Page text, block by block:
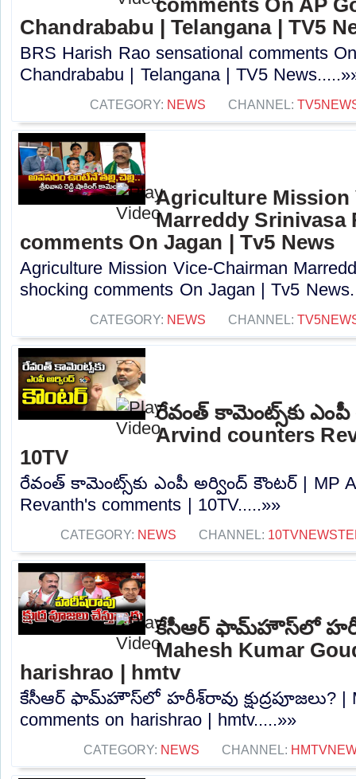
comments On AP
Chandrababu | Telangana | TV5
BRS Harish Rao sensational comments
Chandrababu | Telangana | TV5
CATEGORY: NEWS CHANNEL:
Agriculture Mission
Marreddy Srinivasa
comments On Jagan | Tv5 News
Agriculture Mission Vice-Chairman
shocking comments On Jagan | Tv5
CATEGORY: NEWS CHANNEL:
రేవంత్ కామెంట్స్‌కు ఎంపీ
Arvind counters
10TV
రేవంత్ కామెంట్స్‌కు ఎంపీ అర్వింద్ కౌంటర్ | MP
Revanth's comments | 10TV.....»»
CATEGORY: NEWS CHANNEL:
కేసీఆర్ ఫామ్‌హౌస్‌లో
Mahesh Kumar
harishrao | hmtv
కేసీఆర్ ఫామ్‌హౌస్‌లో హరీశ్‌రావు క్షుద్రపూజలు? |
comments on harishrao | hmtv.....»»
CATEGORY: NEWS CHANNEL: